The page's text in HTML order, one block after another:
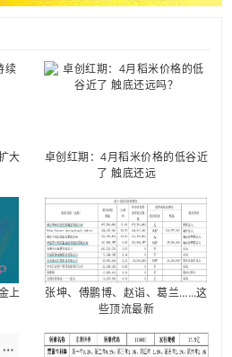
大
卓创红期：4月稻米价格的低谷近
了 触底还远
上
张坤、傅鹏博、赵诣、葛兰……这
些顶流最新